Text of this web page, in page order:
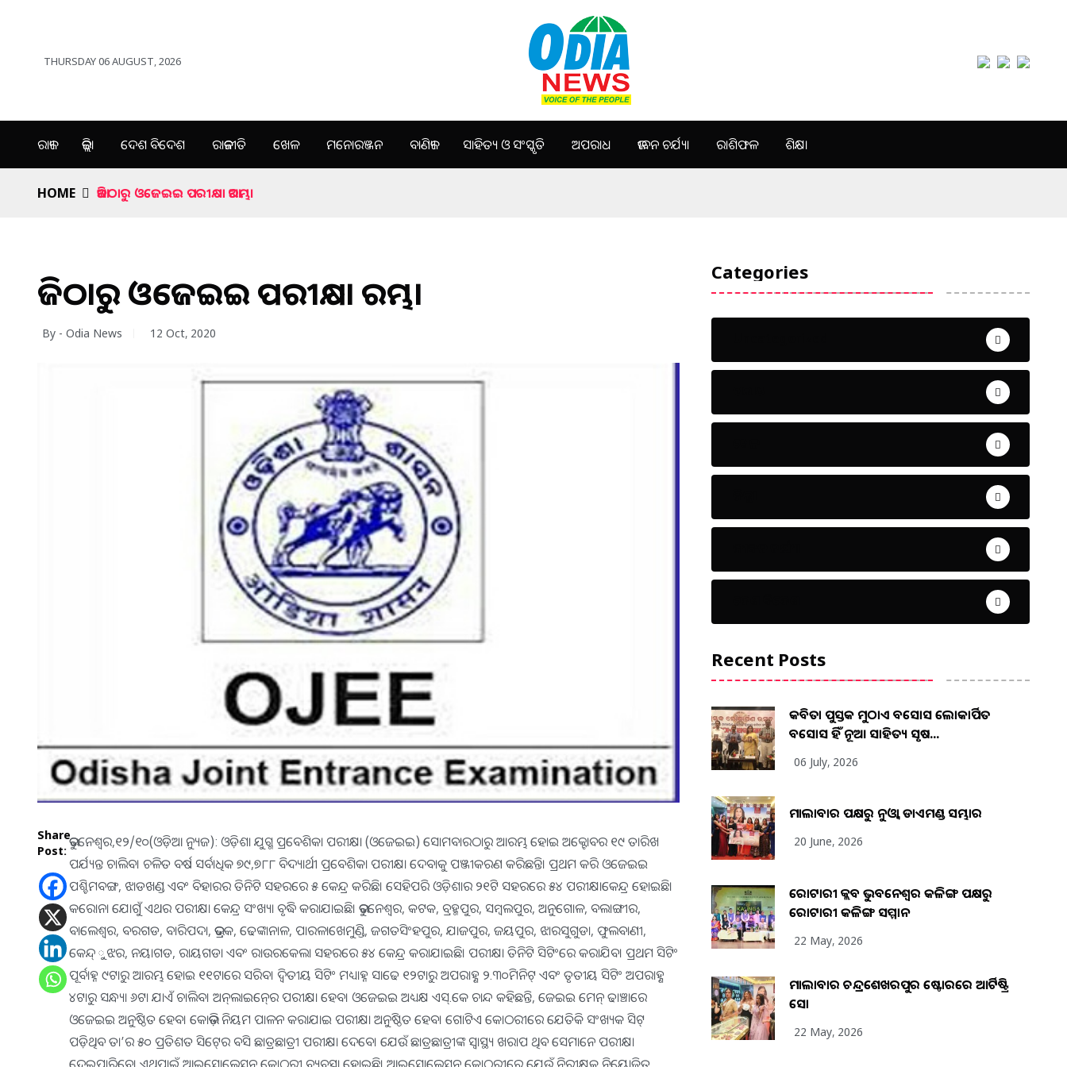
THURSDAY 06 AUGUST, 2026
ରାଜ୍ୟ ଜିଲ୍ଲା ଦେଶ ବିଦେଶ ରାଜନୀତି ଖେଳ ମନୋରଞ୍ଜନ ବାଣିଜ୍ୟ ସାହିତ୍ୟ ଓ ସଂସ୍କୃତି ଅପରାଧ ଜୀବନ ଚର୍ଯ୍ୟା ରାଶିଫଳ ଶିକ୍ଷା
HOME ଆଜିଠାରୁ ଓଜେଇଇ ପରୀକ୍ଷା ଆରମ୍ଭ।
ଆଜିଠାରୁ ଓଜେଇଇ ପରୀକ୍ଷା ଆରମ୍ଭ।
By - Odia News 12 Oct, 2020
Share
Post:
ଭୁବନେଶ୍ୱର,୧୨/୧୦(ଓଡ଼ିଆ ନ୍ୟୁଜ): ଓଡ଼ିଶା ଯୁଗ୍ମ ପ୍ରବେଶିକା ପରୀକ୍ଷା (ଓଜେଇଇ) ସୋମବାରଠାରୁ ଆରମ୍ଭ ହୋଇ ଅକ୍ଟୋବର ୧୯ ତାରିଖ
ପର୍ଯ୍ୟନ୍ତ ଚାଲିବ। ଚଳିତ ବର୍ଷ ସର୍ବାଧିକ ୭୯,୭୮୮ ବିଦ୍ୟାର୍ଥୀ ପ୍ରବେଶିକା ପରୀକ୍ଷା ଦେବାକୁ ପଞ୍ଜୀକରଣ କରିଛନ୍ତି। ପ୍ରଥମ କରି ଓଜେଇଇ
ପଶ୍ଚିମବଙ୍ଗ, ଝାଡଖଣ୍ଡ ଏବଂ ବିହାରର ତିନିଟି ସହରରେ ୫ କେନ୍ଦ୍ର କରିଛି। ସେହିପରି ଓଡ଼ିଶାର ୨୧ଟି ସହରରେ ୫୪ ପରୀକ୍ଷାକେନ୍ଦ୍ର ହୋଇଛି।
କରୋନା ଯୋଗୁଁ ଏଥର ପରୀକ୍ଷା କେନ୍ଦ୍ର ସଂଖ୍ୟା ବୃଦ୍ଧି କରାଯାଇଛି। ଭୁବନେଶ୍ୱର, କଟକ, ବ୍ରହ୍ମପୁର, ସମ୍ବଲପୁର, ଅନୁଗୋଳ, ବଲାଙ୍ଗୀର,
ବାଲେଶ୍ୱର, ବରଗଡ, ବାରିପଦା, ଭଦ୍ରକ, ଢେଙ୍କାନାଳ, ପାରଳାଖେମୁଣ୍ଡି, ଜଗତସିଂହପୁର, ଯାଜପୁର, ଜୟପୁର, ଝାରସୁଗୁଡା, ଫୁଲବାଣୀ,
କେନ୍ଦ୍‍ୁଝର, ନୟାଗଡ, ରାୟଗଡା ଏବଂ ରାଉରକେଲା ସହରରେ ୫୪ କେନ୍ଦ୍ର କରାଯାଇଛି। ପରୀକ୍ଷା ତିନିଟି ସିଟିଂରେ କରାଯିବ। ପ୍ରଥମ ସିଟିଂ
ପୂର୍ବାହ୍ନ ୯ଟାରୁ ଆରମ୍ଭ ହୋଇ ୧୧ଟାରେ ସରିବ। ଦ୍ୱିତୀୟ ସିଟିଂ ମଧ୍ୟାହ୍ନ ସାଢେ ୧୨ଟାରୁ ଅପରାହ୍ଣ ୨.୩୦ମିନିଟ୍‍ ଏବଂ ତୃତୀୟ ସିଟିଂ ଅପରାହ୍ଣ
୪ଟାରୁ ସନ୍ଧ୍ୟା ୬ଟା ଯାଏଁ ଚାଲିବ। ଅନ୍‍ଲାଇନ୍‍ରେ ପରୀକ୍ଷା ହେବ। ଓଜେଇଇ ଅଧ୍ୟକ୍ଷ ଏସ୍‍.କେ ଚାନ୍ଦ କହିଛନ୍ତି, ଜେଇଇ ମେନ୍‍ ଢାଞ୍ଚାରେ
ଓଜେଇଇ ଅନୁଷ୍ଠିତ ହେବ। କୋଭିଡ଼ ନିୟମ ପାଳନ କରାଯାଇ ପରୀକ୍ଷା ଅନୁଷ୍ଠିତ ହେବ। ଗୋଟିଏ କୋଠରୀରେ ଯେତିକି ସଂଖ୍ୟକ ସିଟ୍‍
ପଡ଼ିଥିବ ତା’ର ୫୦ ପ୍ରତିଶତ ସିଟ୍‍ରେ ବସି ଛାତ୍ରଛାତ୍ରୀ ପରୀକ୍ଷା ଦେବେ। ଯେଉଁ ଛାତ୍ରଛାତ୍ରୀଙ୍କ ସ୍ୱାସ୍ଥ୍ୟ ଖରାପ ଥିବ ସେମାନେ ପରୀକ୍ଷା
Categories
Recent Posts
କବିତା ପୁସ୍ତକ ମୁଠାଏ ଅବସୋସ ଲୋକାର୍ପିତ
ଅବସୋସ ହିଁ ନୂଆ ସାହିତ୍ୟ ସୃଷ...
06 July, 2026
ମାଲାବାର ପକ୍ଷରୁ ନୁଓ୍ବା ଡାଏମଣ୍ଡ ସମ୍ଭାର
20 June, 2026
ରୋଟାରୀ କ୍ଲବ ଭୁବନେଶ୍ୱର କଳିଙ୍ଗ ପକ୍ଷରୁ
ରୋଟାରୀ କଳିଙ୍ଗ ସମ୍ମାନ
22 May, 2026
ମାଲାବାର ଚନ୍ଦ୍ରଶେଖରପୁର ଷ୍ଟୋରରେ ଆର୍ଟିଷ୍ଟ୍ରି
ସୋ
22 May, 2026